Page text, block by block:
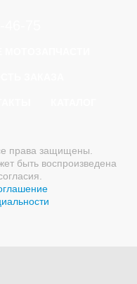
права защищены.
быть воспроизведена